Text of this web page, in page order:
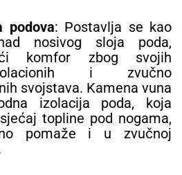
podova: Postavlja se kao
nosivog sloja poda,
komfor zbog svojih
i zvučno
svojstava. Kamena vuna
izolacija poda, koja
topline pod nogama,
pomaže i u zvučnoj